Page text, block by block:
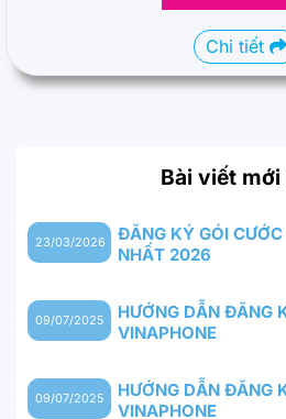
Chi tiết
Bài viết
ĐĂNG KÝ GÓI
NHẤT 2026
23/03/2026
HƯỚNG DẪN ĐĂNG
VINAPHONE
09/07/2025
HƯỚNG DẪN ĐĂNG
VINAPHONE
09/07/2025